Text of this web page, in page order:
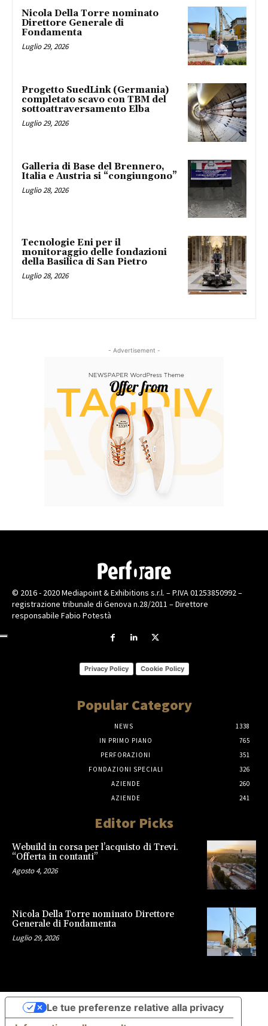
Nicola Della Torre nominato
Direttore Generale di
Fondamenta
Luglio 29, 2026
Progetto SuedLink (Germania)
completato scavo con TBM del
sottoattraversamento Elba
Luglio 29, 2026
Galleria di Base del Brennero,
Italia e Austria si “congiungono”
Luglio 28, 2026
Tecnologie Eni per il
monitoraggio delle fondazioni
della Basilica di San Pietro
Luglio 28, 2026
- Advertisement -
© 2016 - 2020 Mediapoint & Exhibitions s.r.l. – P.IVA 01253850992 –
registrazione tribunale di Genova n.28/2011 – Direttore
responsabile Fabio Potestà
Privacy Policy Cookie Policy
Popular Category
NEWS
1338
IN PRIMO PIANO
765
PERFORAZIONI
351
FONDAZIONI SPECIALI
326
AZIENDE
260
AZIENDE
241
Editor Picks
Webuild in corsa per l’acquisto di Trevi.
“Offerta in contanti”
Agosto 4, 2026
Nicola Della Torre nominato Direttore
Generale di Fondamenta
Luglio 29, 2026
Le tue preferenze relative alla privacy